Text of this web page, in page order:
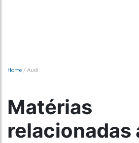
Home / Audi
Matérias
relacionadas